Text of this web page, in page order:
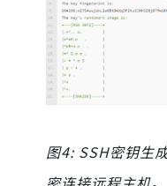
图4: SSH密钥生